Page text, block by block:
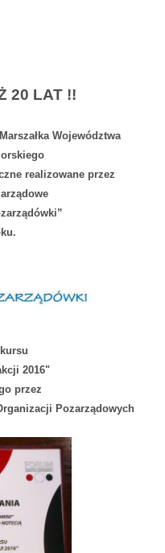
20 LAT !!
Województwa
realizowane przez
2016"
przez
Pozarządowych